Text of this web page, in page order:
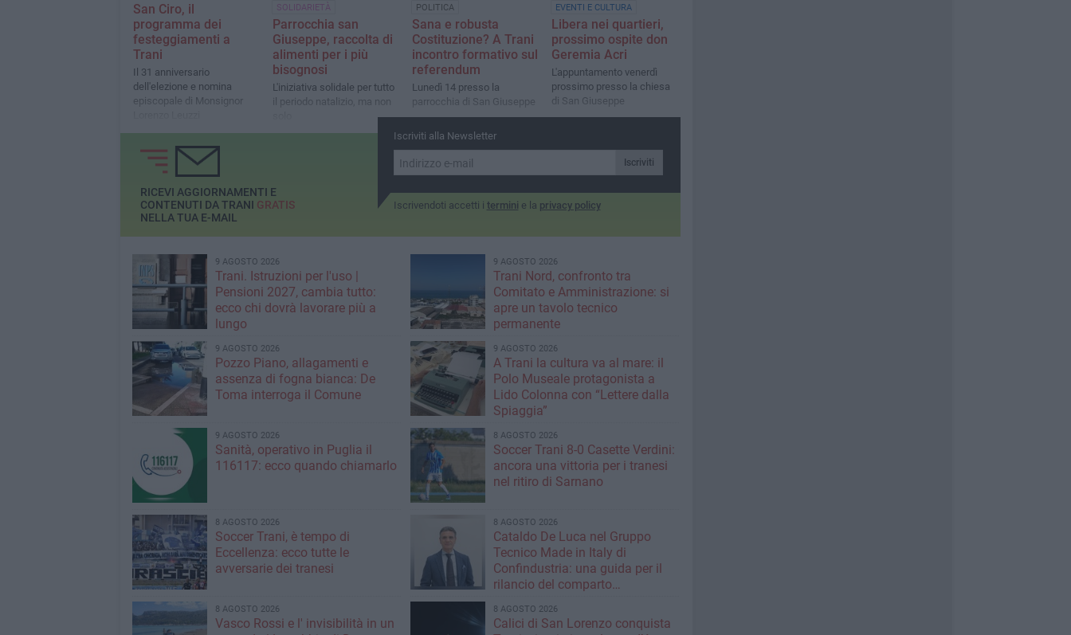
San Ciro, il
programma dei
festeggiamenti a
Trani
Il 31 anniversario
dell'elezione e nomina
episcopale di Monsignor
SOLIDARIETÀ
Parrocchia san
Giuseppe, raccolta di
alimenti per i più
bisognosi
L'iniziativa solidale per tutto
il periodo natalizio, ma non
POLITICA
Sana e robusta
Costituzione? A Trani
incontro formativo sul
referendum
Lunedì 14 presso la
parrocchia di San Giuseppe
EVENTI E CULTURA
Libera nei quartieri,
prossimo ospite don
Geremia Acri
L'appuntamento venerdì
prossimo presso la chiesa
di San Giuseppe
Iscriviti alla Newsletter
Iscriviti
Iscrivendoti accetti i termini e la privacy policy
RICEVI AGGIORNAMENTI E
CONTENUTI DA TRANI GRATIS
NELLA TUA E-MAIL
9 AGOSTO 2026
Trani. Istruzioni per l'uso |
Pensioni 2027, cambia tutto:
ecco chi dovrà lavorare più a
lungo
9 AGOSTO 2026
Trani Nord, confronto tra
Comitato e Amministrazione: si
apre un tavolo tecnico
permanente
9 AGOSTO 2026
Pozzo Piano, allagamenti e
assenza di fogna bianca: De
Toma interroga il Comune
9 AGOSTO 2026
A Trani la cultura va al mare: il
Polo Museale protagonista a
Lido Colonna con “Lettere dalla
Spiaggia”
9 AGOSTO 2026
Sanità, operativo in Puglia il
116117: ecco quando chiamarlo
8 AGOSTO 2026
Soccer Trani 8-0 Casette Verdini:
ancora una vittoria per i tranesi
nel ritiro di Sarnano
8 AGOSTO 2026
Soccer Trani, è tempo di
Eccellenza: ecco tutte le
avversarie dei tranesi
8 AGOSTO 2026
Cataldo De Luca nel Gruppo
Tecnico Made in Italy di
Confindustria: una guida per il
rilancio del comparto
8 AGOSTO 2026
Vasco Rossi e l' invisibilità in un
8 AGOSTO 2026
Calici di San Lorenzo conquista